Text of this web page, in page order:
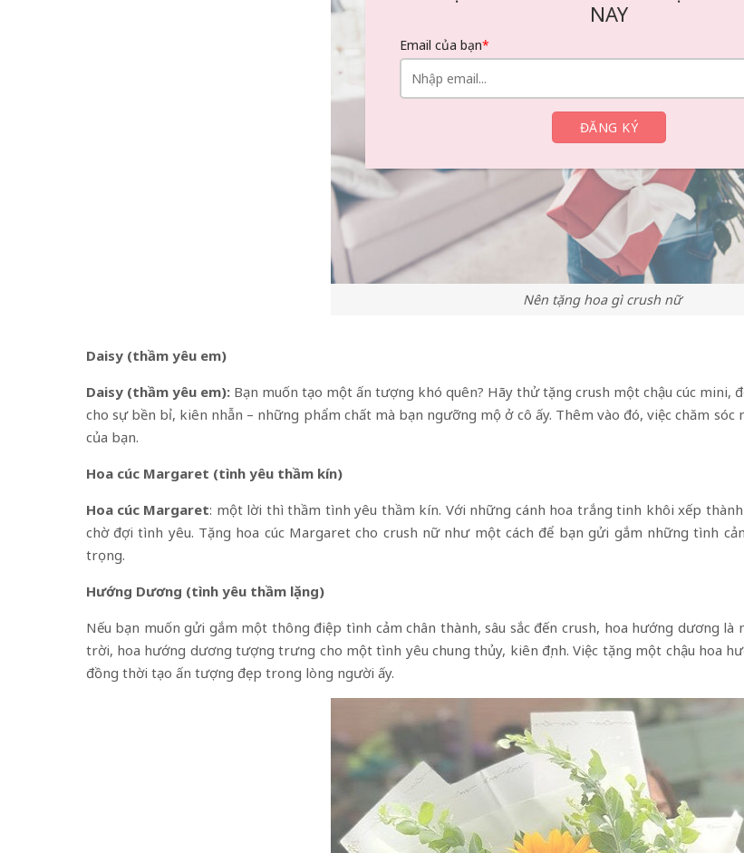
Nên tặng hoa gì crush nữ
Daisy (thầm yêu em)
Daisy (thầm yêu em):Bạn muốn tạo một ấn tượng khó quên? Hãy thử tặng crush một chậu cúc mini,
cho sự bền bỉ, kiên nhẫn – những phẩm chất mà bạn ngưỡng mộ ở cô ấy. Thêm vào đó, việc chăm
của bạn.
Hoa cúc Margaret (tình yêu thầm kín)
Hoa cúc Margaret: một lời thì thầm tình yêu thầm kín. Với những cánh hoa trắng tinh khôi xếp
chờ đợi tình yêu. Tặng hoa cúc Margaret cho crush nữ như một cách để bạn gửi gắm những tình
trọng.
Hướng Dương (tình yêu thầm lặng)
Nếu bạn muốn gửi gắm một thông điệp tình cảm chân thành, sâu sắc đến crush, hoa hướng dương
trời, hoa hướng dương tượng trưng cho một tình yêu chung thủy, kiên định. Việc tặng một chậu hoa
đồng thời tạo ấn tượng đẹp trong lòng người ấy.
NAY
Email của bạn*